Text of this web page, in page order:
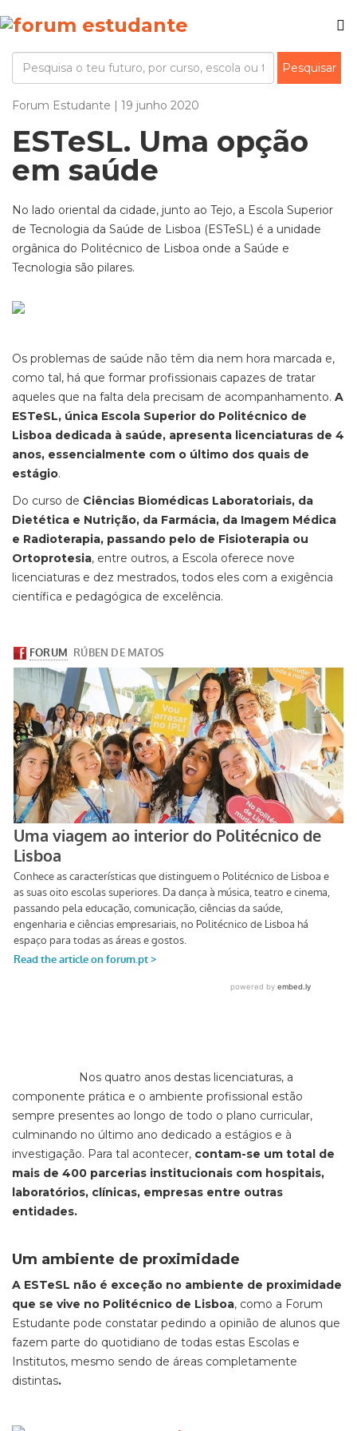
Forum Estudante | 19 junho 2020
ESTeSL. Uma opção
em saúde
No lado oriental da cidade, junto ao Tejo, a Escola Superior
de Tecnologia da Saúde de Lisboa (ESTeSL) é a unidade
orgânica do Politécnico de Lisboa onde a Saúde e
Tecnologia são pilares.
Os problemas de saúde não têm dia nem hora marcada e,
como tal, há que formar profissionais capazes de tratar
aqueles que na falta dela precisam de acompanhamento. A
ESTeSL, única Escola Superior do Politécnico de
Lisboa dedicada à saúde, apresenta licenciaturas de 4
anos, essencialmente com o último dos quais de
estágio.
Do curso de Ciências Biomédicas Laboratoriais, da
Dietética e Nutrição, da Farmácia, da Imagem Médica
e Radioterapia, passando pelo de Fisioterapia ou
Ortoprotesia, entre outros, a Escola oferece nove
licenciaturas e dez mestrados, todos eles com a exigência
científica e pedagógica de excelência.
Nos quatro anos destas licenciaturas, a
componente prática e o ambiente profissional estão
sempre presentes ao longo de todo o plano curricular,
culminando no último ano dedicado a estágios e à
investigação. Para tal acontecer, contam-se um total de
mais de 400 parcerias institucionais com hospitais,
laboratórios, clínicas, empresas entre outras
entidades.
Um ambiente de proximidade
A ESTeSL não é exceção no ambiente de proximidade
que se vive no Politécnico de Lisboa, como a Forum
Estudante pode constatar pedindo a opinião de alunos que
fazem parte do quotidiano de todas estas Escolas e
Institutos, mesmo sendo de áreas completamente
distintas.